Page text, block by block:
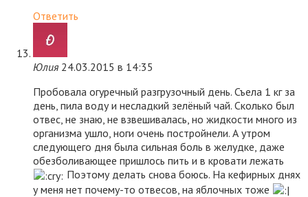
Ответить
Юлия 24.03.2015 в 14:35
Пробовала огуречный разгрузочный день. Съела 1 кг за
день, пила воду и несладкий зелёный чай. Сколько был
отвес, не знаю, не взвешивалась, но жидкости много из
организма ушло, ноги очень постройнели. А утром
следующего дня была сильная боль в желудке, даже
обезболивающее пришлось пить и в кровати лежать
Поэтому делать снова боюсь. На кефирных днях
у меня нет почему-то отвесов, на яблочных тоже